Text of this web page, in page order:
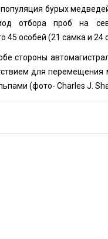
бурых
отбора проб на
45 особей (21 самка и 24
стороны
для
(фото- Charles J.